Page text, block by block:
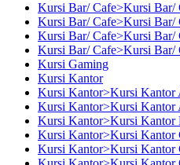
Kursi Bar/ Cafe>Kursi Bar/
Kursi Bar/ Cafe>Kursi Bar/
Kursi Bar/ Cafe>Kursi Bar/
Kursi Bar/ Cafe>Kursi Bar/
Kursi Gaming
Kursi Kantor
Kursi Kantor>Kursi Kantor
Kursi Kantor>Kursi Kantor
Kursi Kantor>Kursi Kantor
Kursi Kantor>Kursi Kantor
Kursi Kantor>Kursi Kantor